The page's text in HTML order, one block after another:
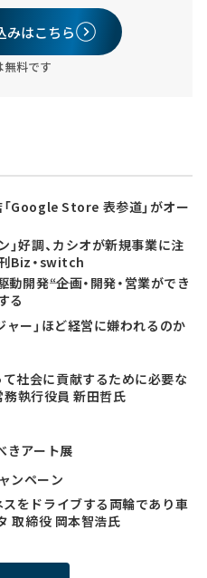
みはこちら
料です
Google Store 表参道」がオー
」好調、カシオが新規事業に注
Biz・switch
開発――“企画・開発・営業ができ
る
ャー」ほど経営に嫌われるのか
社会に貢献するために必要な
務執行役員 新田哲氏
きアート展
ンペーン
をドライブする両輪であり車
取締役 岡本智浩氏